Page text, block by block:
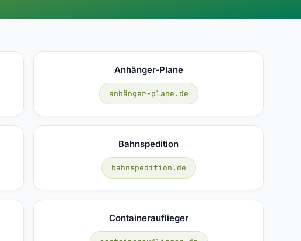
Anhänger-Plane
anhänger-plane.de
Bahnspedition
bahnspedition.de
Containerauflieger